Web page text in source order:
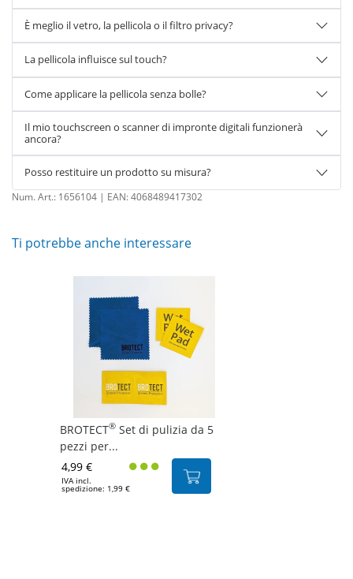
È meglio il vetro, la pellicola o il filtro privacy?
La pellicola influisce sul touch?
Come applicare la pellicola senza bolle?
Il mio touchscreen o scanner di impronte digitali funzionerà
ancora?
Posso restituire un prodotto su misura?
Num. Art.: 1656104 | EAN:4068489417302
Ti potrebbe anche interessare
BROTECT® Set di pulizia da 5
pezzi per...
4,99 €
IVA incl.
spedizione: 1,99 €